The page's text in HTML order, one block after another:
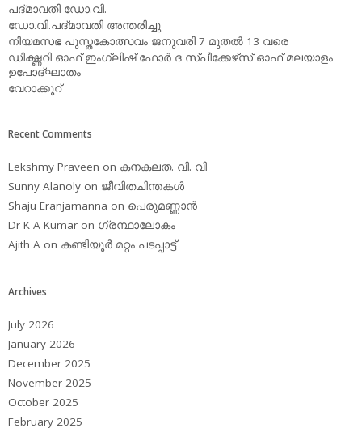
പദ്മാവതി ഡോ.വി.
ഡോ.വി.പദ്മാവതി അന്തരിച്ചു
നിയമസഭ പുസ്തകോത്സവം ജനുവരി 7 മുതല്‍ 13 വരെ
ഡിക്ഷ്ണറി ഓഫ് ഇംഗ്ലിഷ് ഫോര്‍ ദ സ്പീക്കേഴ്‌സ് ഓഫ് മലയാളം
ഉപോദ്ഘാതം
വേറാക്കൂറ്
Recent Comments
Lekshmy Praveen on കനകലത. വി. വി
Sunny Alanoly on ജീവിതചിന്തകള്‍
Shaju Eranjamanna on പെരുമണ്ണാന്‍
Dr K A Kumar on ഗ്രന്ഥാലോകം
Ajith A on കണ്ടിയൂര്‍ മറ്റം പടപ്പാട്ട്‌
Archives
July 2026
January 2026
December 2025
November 2025
October 2025
February 2025